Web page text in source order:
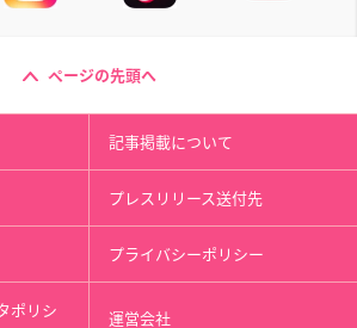
ページの先頭へ
記事掲載について
プレスリリース送付先
プライバシーポリシー
ポリシ 運営会社